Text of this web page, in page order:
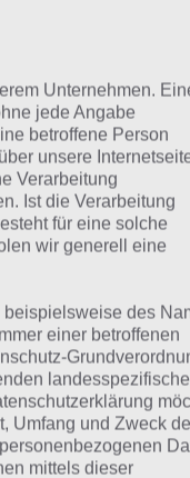
of
Bond World of
konnten wir
uns “Was bitte
sinnlos, denn es
den Sinn und
Ohne die
Außerdem
unübersichtlich.
Unternehmen.
jede Angabe
betroffene Person
unsere
Verarbeitung
Ist die Verarbeitung
für eine solche
wir generell eine
des
einer betroffenen
Umfang und Zweck
mittels dieser